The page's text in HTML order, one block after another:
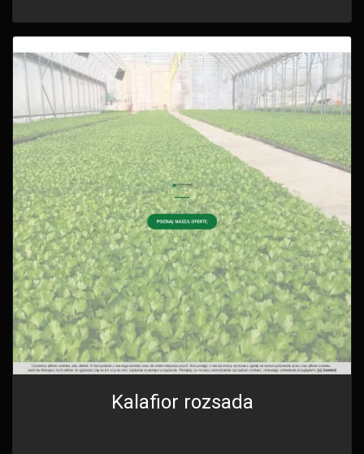
Kalafior rozsada